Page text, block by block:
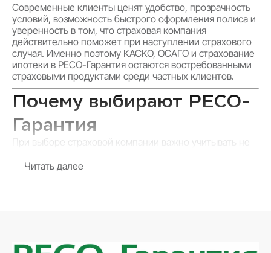
Современные клиенты ценят удобство, прозрачность
условий, возможность быстрого оформления полиса и
уверенность в том, что страховая компания
действительно поможет при наступлении страхового
случая. Именно поэтому КАСКО, ОСАГО и страхование
ипотеки в РЕСО-Гарантия остаются востребованными
страховыми продуктами среди частных клиентов.
Почему выбирают РЕСО-
Гарантия
При выборе страховой компании важно учитывать не
обслуживания, скорость урегулирования и надежность
Читать далее